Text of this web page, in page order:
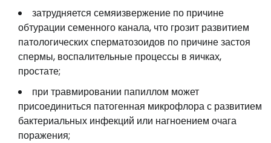
затрудняется семяизвержение по причине
обтурации семенного канала, что грозит развитием
патологических сперматозоидов по причине застоя
спермы, воспалительные процессы в яичках,
простате;
при травмировании папиллом может
присоединиться патогенная микрофлора с развитием
бактериальных инфекций или нагноением очага
поражения;